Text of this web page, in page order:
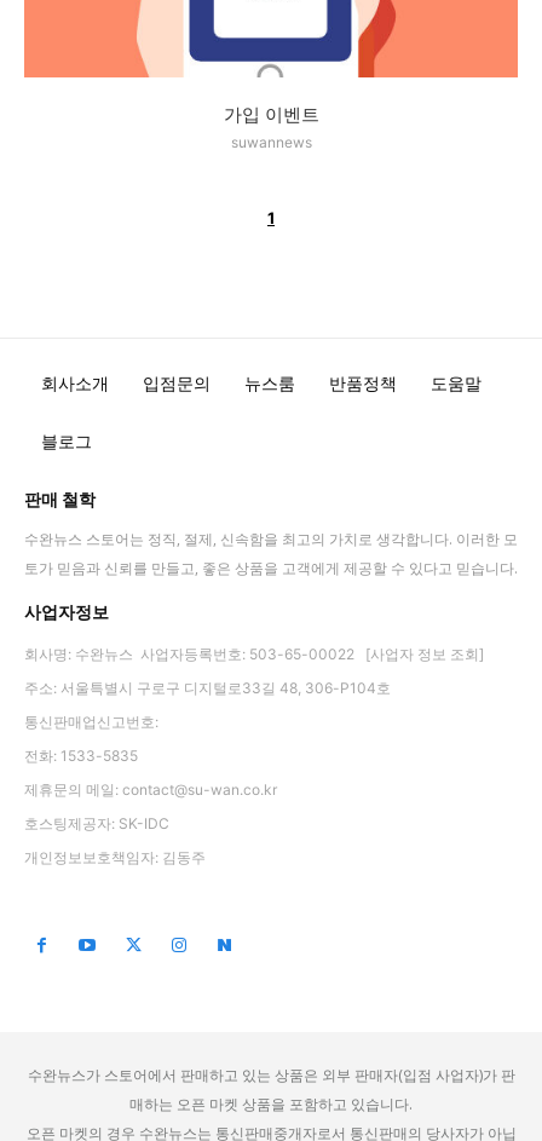
가입 이벤트
suwannews
1
회사소개 입점문의 뉴스룸 반품정책 도움말
블로그
판매 철학
수완뉴스 스토어는 정직, 절제, 신속함을 최고의 가치로 생각합니다. 이러한 모
토가 믿음과 신뢰를 만들고, 좋은 상품을 고객에게 제공할 수 있다고 믿습니다.
사업자정보
회사명: 수완뉴스 사업자등록번호: 503-65-00022 [사업자 정보 조회]
주소: 서울특별시 구로구 디지털로33길 48, 306-P104호
통신판매업신고번호:
전화: 1533-5835
제휴문의 메일: contact@su-wan.co.kr
호스팅제공자: SK-IDC
개인정보보호책임자: 김동주
수완뉴스가 스토어에서 판매하고 있는 상품은 외부 판매자(입점 사업자)가 판
매하는 오픈 마켓 상품을 포함하고 있습니다.
오픈 마켓의 경우 수완뉴스는 통신판매중개자로서 통신판매의 당사자가 아닙